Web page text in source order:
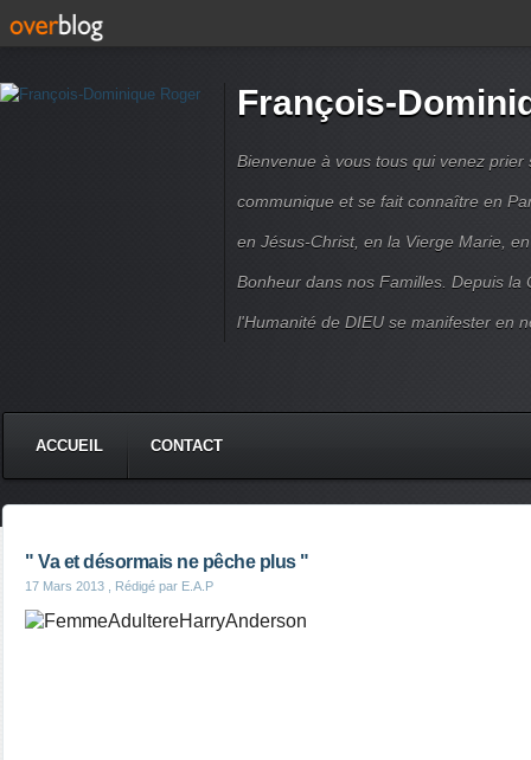
François-
Bienvenue à vous tous qui venez prier
communique et se fait connaître en
en Jésus-Christ, en la Vierge Marie,
Bonheur dans nos Familles. Depuis la
l'Humanité de DIEU se manifester en
ACCUEIL CONTACT
" Va et désormais ne pêche plus "
17 Mars 2013 , Rédigé par E.A.P